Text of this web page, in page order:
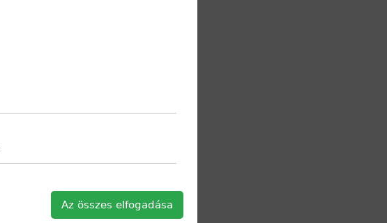
Az összes elfogadása